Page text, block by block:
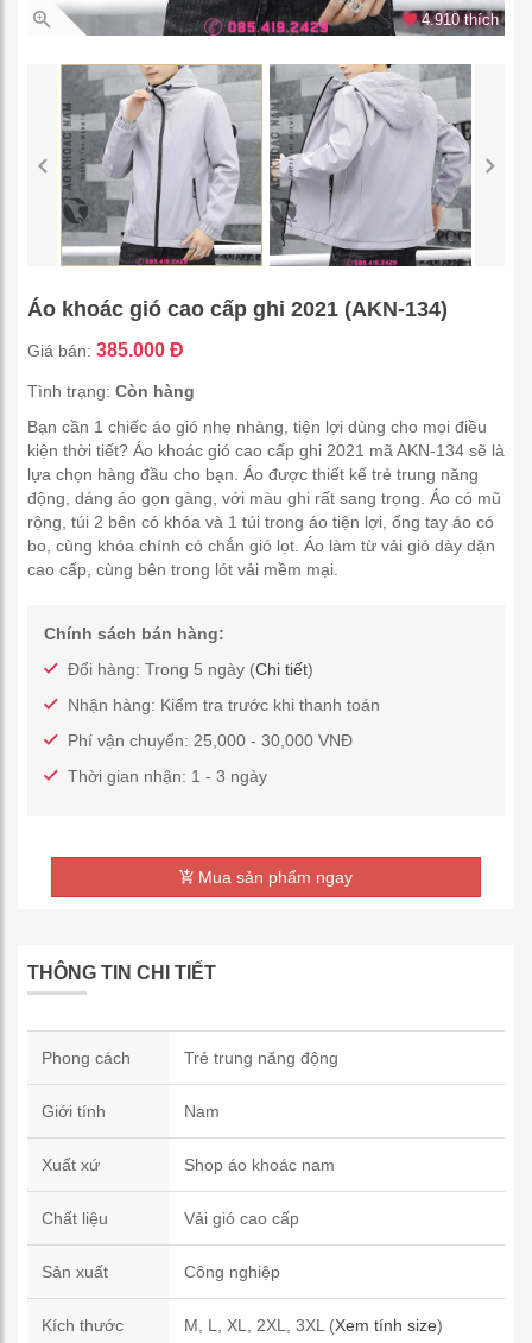
4.910 thích
Áo khoác gió cao cấp ghi 2021 (AKN-134)
Giá bán: 385.000 Đ
Tình trạng: Còn hàng
Bạn cần 1 chiếc áo gió nhẹ nhàng, tiện lợi dùng cho mọi điều
kiện thời tiết? Áo khoác gió cao cấp ghi 2021 mã AKN-134 sẽ là
lựa chọn hàng đầu cho bạn. Áo được thiết kế trẻ trung năng
động, dáng áo gọn gàng, với màu ghi rất sang trọng. Áo có mũ
rộng, túi 2 bên có khóa và 1 túi trong áo tiện lợi, ống tay áo có
bo, cùng khóa chính có chắn gió lọt. Áo làm từ vải gió dày dặn
cao cấp, cùng bên trong lót vải mềm mại.
Chính sách bán hàng:
Đổi hàng: Trong 5 ngày (Chi tiết)
Nhận hàng: Kiểm tra trước khi thanh toán
Phí vận chuyển: 25,000 - 30,000 VNĐ
Thời gian nhận: 1 - 3 ngày
Mua sản phẩm ngay
THÔNG TIN CHI TIẾT
Phong cách Trẻ trung năng động
Giới tính Nam
Xuất xứ Shop áo khoác nam
Chất liệu Vải gió cao cấp
Sản xuất Công nghiệp
Kích thước M, L, XL, 2XL, 3XL (Xem tính size)